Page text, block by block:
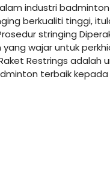
industri
berkualiti tinggi,
stringing
wajar untuk
Restrings adalah
terbaik